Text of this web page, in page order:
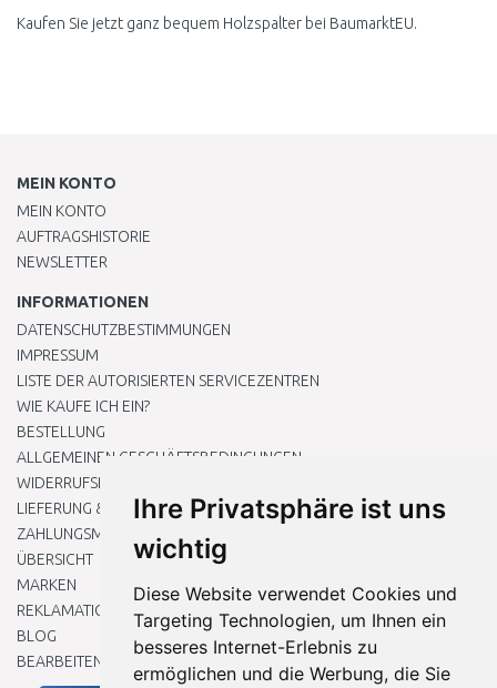
Ihre Privatsphäre ist uns
wichtig
Diese Website verwendet Cookies und
Targeting Technologien, um Ihnen ein
besseres Internet-Erlebnis zu
ermöglichen und die Werbung, die Sie
Kaufen Sie jetzt ganz bequem Holzspalter bei BaumarktEU.
MEIN KONTO
MEIN KONTO
AUFTRAGSHISTORIE
NEWSLETTER
INFORMATIONEN
DATENSCHUTZBESTIMMUNGEN
IMPRESSUM
LISTE DER AUTORISIERTEN SERVICEZENTREN
WIE KAUFE ICH EIN?
BESTELLUNG
ALLGEMEINEN GESCHÄFTSBEDINGUNGEN
WIDERRUFSRECHT
LIEFERUNG & ZAHLUNG
ZAHLUNGSMETHODEN
ÜBERSICHT
MARKEN
REKLAMATIONEN UND RETOUREN
BLOG
BEARBEITEN SIE MEINE COOKIE-EINSTELLUNGEN